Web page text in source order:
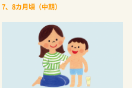
7、8カ月頃（中期）